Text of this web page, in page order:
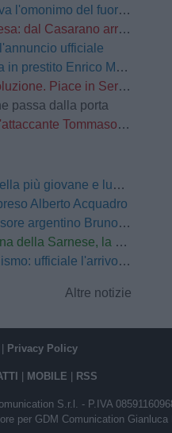
fuoriclasse del Real Madrid
arriva Alessio Barone
ufficiale
Enrico Manzi dal Torino
Piace in Serie C
passa dalla porta
Tommaso Busatto
sarà pronta a tornare a brillare"
Alberto Acquadro
Bruno Paladini
"L'umiltà e il duro lavoro sono il mio credo"
l'arrivo di Edoardo Lancini
Altre notizie
Privacy Policy
MOBILE RSS
S.r.l. - P.IVA
per GDM Comunication Gianluca